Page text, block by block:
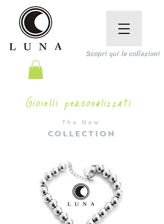
The New
COLLECTION
Scopri qui le collezioni
Gioielli personalizzati